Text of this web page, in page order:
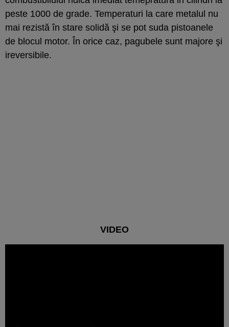
peste 1000 de grade. Temperaturi la care metalul nu
mai rezistă în stare solidă şi se pot suda pistoanele
de blocul motor. În orice caz, pagubele sunt majore şi
ireversibile.
VIDEO